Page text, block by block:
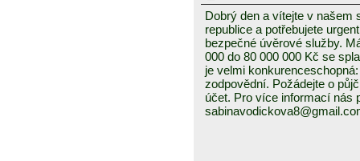
Dobrý den a vítejte v našem
republice a potřebujete
bezpečné úvěrové služby.
000 do 80 000 000 Kč se
je velmi
zodpovědní. Požádejte o
účet. Pro více informací nás